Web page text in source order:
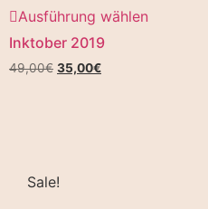
Ausführung wählen
Inktober 2019
49,00€ 35,00€
Sale!